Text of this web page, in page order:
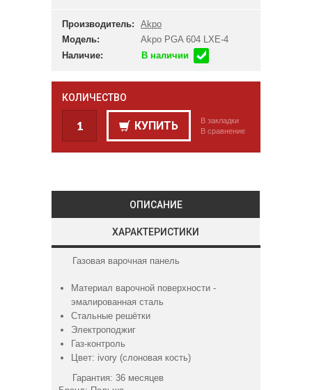
Производитель:
Akpo
Модель:
Akpo PGA 604 LXE-4
Наличие:
В наличии
КОЛИЧЕСТВО
КУПИТЬ
В закладки
В сравнение
ОПИСАНИЕ
ХАРАКТЕРИСТИКИ
Газовая варочная панель
Материал варочной поверхности -
эмалированная сталь
Стальные решётки
Электроподжиг
Газ-контроль
Цвет: ivory (слоновая кость)
Гарантия: 36 месяцев